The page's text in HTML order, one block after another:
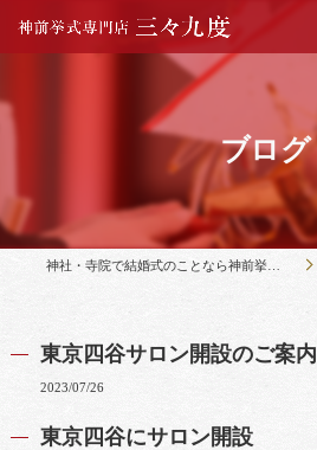
ブログ
神社・寺院で結婚式のことなら神前挙式専門店三々九度
東京四谷サロン開設のご案内
2023/07/26
東京四谷にサロン開設